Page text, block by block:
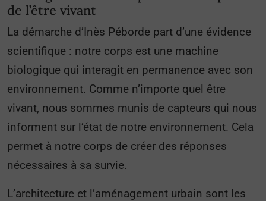
de l’être vivant
La démarche d’Inès Péborde part d’une évidence
scientifique : notre corps est une machine
biologique qui interagit en permanence avec son
environnement. Comme n’importe quel être
vivant, nous sommes munis de capteurs qui nous
informent sur l’état de notre environnement. Cela
permet à notre corps de créer des réponses
nécessaires à sa survie.
L’architecture et l’aménagement urbain sont les